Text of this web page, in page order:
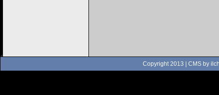
Copyright 2013 | CMS by